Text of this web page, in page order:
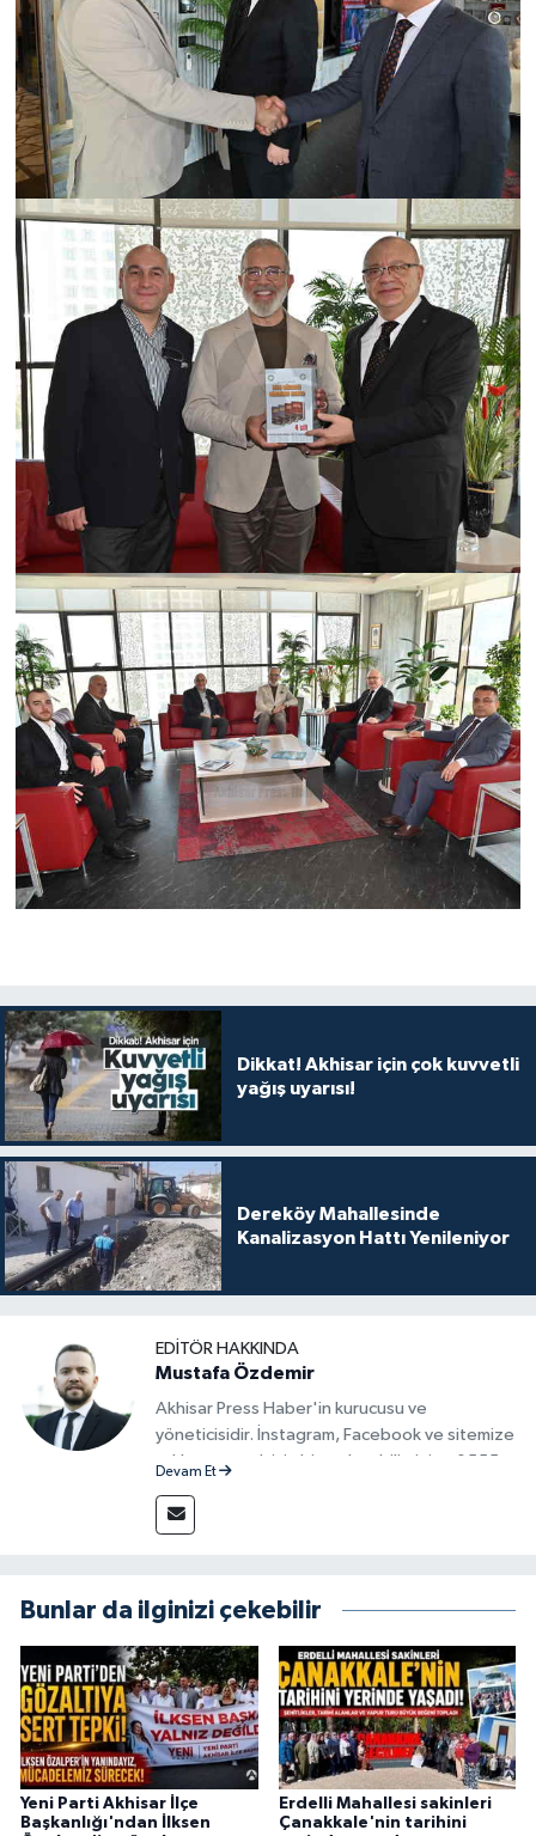
Dikkat! Akhisar için çok kuvvetli
yağış uyarısı!
Dereköy Mahallesinde
Kanalizasyon Hattı Yenileniyor
EDITÖR HAKKINDA
Mustafa Özdemir
Akhisar Press Haber'in kurucusu ve
yöneticisidir. İnstagram, Facebook ve sitemize
reklam vermek için bize ulaşabilirsiniz - 0555
Devam Et
Bunlar da ilginizi çekebilir
Yeni Parti Akhisar İlçe
Başkanlığı'ndan İlksen
Erdelli Mahallesi sakinleri
Çanakkale'nin tarihini